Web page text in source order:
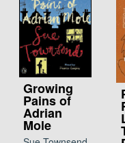
Growing
Pains of
Adrian
Mole